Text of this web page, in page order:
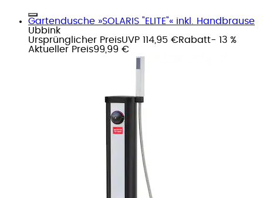
Gartendusche »SOLARIS "ELITE"« inkl. Handbrause
Ubbink
Ursprünglicher PreisUVP 114,95 €Rabatt- 13 %
Aktueller Preis99,99 €